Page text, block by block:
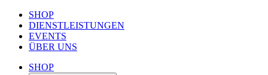
SHOP
DIENSTLEISTUNGEN
EVENTS
ÜBER UNS
SHOP